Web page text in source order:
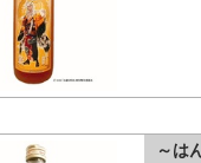
～は